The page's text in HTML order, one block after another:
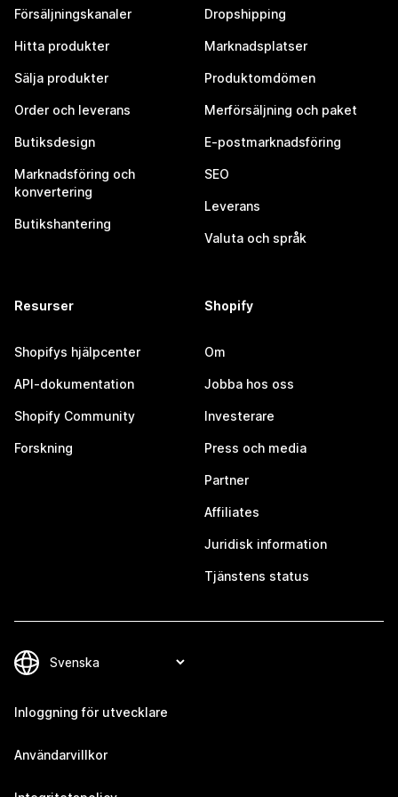
Försäljningskanaler
Hitta produkter
Sälja produkter
Order och leverans
Butiksdesign
Marknadsföring och
konvertering
Butikshantering
Dropshipping
Marknadsplatser
Produktomdömen
Merförsäljning och paket
E-postmarknadsföring
SEO
Leverans
Valuta och språk
Resurser
Shopifys hjälpcenter
API-dokumentation
Shopify Community
Forskning
Shopify
Om
Jobba hos oss
Investerare
Press och media
Partner
Affiliates
Juridisk information
Tjänstens status
Inloggning för utvecklare
Användarvillkor